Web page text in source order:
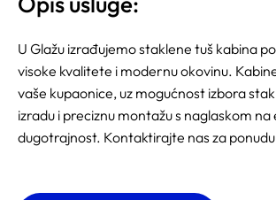
U Glažu izrađujemo staklene tuš kabina
visoke kvalitete i modernu okovinu.
vaše kupaonice, uz mogućnost izbora
izradu i preciznu montažu s naglaskom
dugotrajnost. Kontaktirajte nas za